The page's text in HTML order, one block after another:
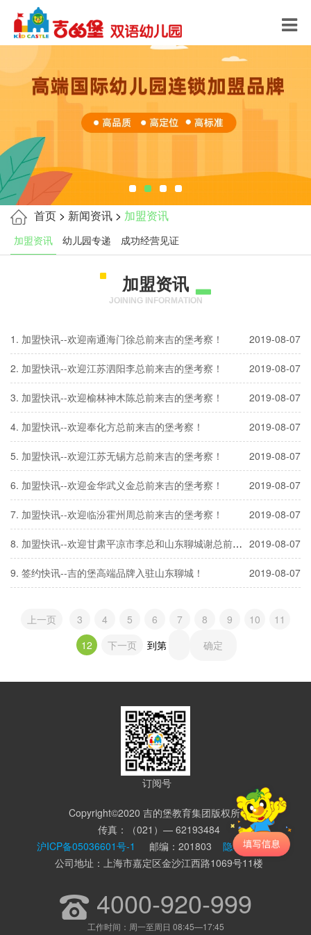
首页 > 新闻资讯 > 加盟资讯
加盟资讯 幼儿园专递 成功经营见证
加盟资讯
JOINING INFORMATION
加盟快讯--欢迎南通海门徐总前来吉的堡考察！ 2019-08-07
加盟快讯--欢迎江苏泗阳李总前来吉的堡考察！ 2019-08-07
加盟快讯--欢迎榆林神木陈总前来吉的堡考察！ 2019-08-07
加盟快讯--欢迎奉化方总前来吉的堡考察！ 2019-08-07
加盟快讯--欢迎江苏无锡方总前来吉的堡考察！ 2019-08-07
加盟快讯--欢迎金华武义金总前来吉的堡考察！ 2019-08-07
加盟快讯--欢迎临汾霍州周总前来吉的堡考察！ 2019-08-07
加盟快讯--欢迎甘肃平凉市李总和山东聊城谢总前来吉的堡考察！ 2019-08-07
签约快讯--吉的堡高端品牌入驻山东聊城！ 2019-08-07
上一页 3 4 5 6 7 8 9 10
11
12
下一页 到第 确定
订阅号
Copyright©2020 吉的堡教育集团版权所有
传真：（021）— 62193484
沪ICP备05036601号-1
邮编：201803 隐私条款协议
公司地址：上海市嘉定区金沙江西路1069号11楼
4000-920-999
工作时间：周一至周日 08:45—17:45